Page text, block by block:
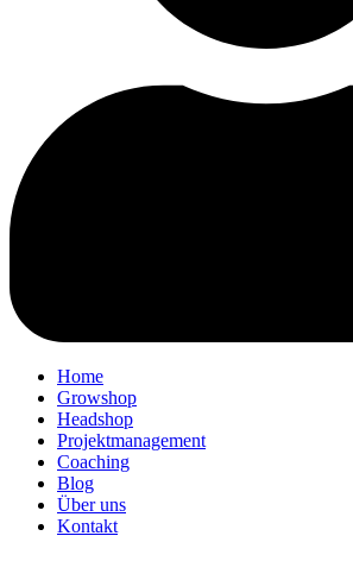
Home
Growshop
Headshop
Projektmanagement
Coaching
Blog
Über uns
Kontakt